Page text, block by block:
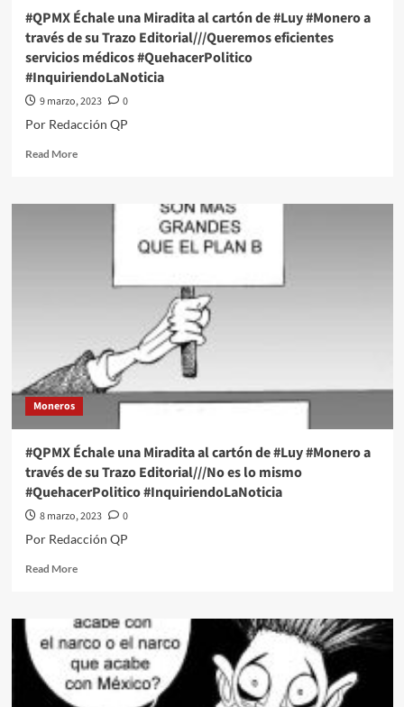
Editorial///Mujer
infinita
#QuehacerPolitico
#InquiriendoLaNoticia
#QPMX Échale una Miradita al cartón de #Luy #Monero a
través de su Trazo Editorial///Queremos eficientes
servicios médicos #QuehacerPolitico
#InquiriendoLaNoticia
9 marzo, 2023
0
Por Redacción QP
Read MoreRead
#QPMX
a
través
de
Editorial///Queremos
eficientes
servicios
médicos
#QuehacerPolitico
Moneros
#QPMX Échale una Miradita al cartón de #Luy #Monero a
través de su Trazo Editorial///No es lo mismo
#QuehacerPolitico #InquiriendoLaNoticia
8 marzo, 2023
0
Por Redacción QP
Read MoreRead
#QPMX
una
Miradita
al
cartón